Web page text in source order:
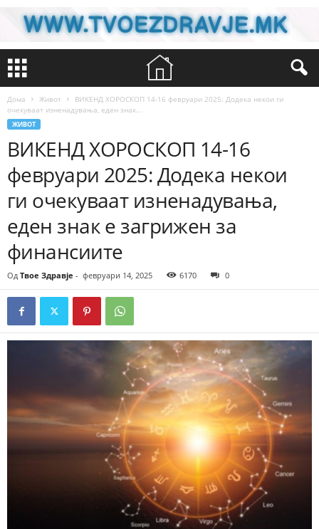
Дома Живот
ВИКЕНД ХОРОСКОП 14-16 февруари 2025: Додека некои ги
очекуваат изненадувања, еден знак...
ЖИВОТ
ВИКЕНД ХОРОСКОП 14-16
февруари 2025: Додека некои
ги очекуваат изненадувања,
еден знак е загрижен за
финансиите
Од Твое Здравје - февруари 14, 2025 6170 0